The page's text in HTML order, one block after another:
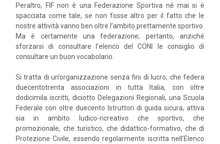
Peraltro, FIF non è una Federazione Sportiva né mai si è
spacciata come tale, se non fosse altro per il fatto che le
nostre attività vanno ben oltre l’ambito prettamente sportivo.
Ma è certamente una federazione; pertanto, anziché
sforzarsi di consultare l’elenco del CONI le consiglio di
consultare un buon vocabolario.
Si tratta di un’organizzazione senza fini di lucro, che federa
duecentotrenta associazioni in tutta Italia, con oltre
dodicimila iscritti, diciotto Delegazioni Regionali, una Scuola
Federale con oltre duecento Istruttori di guida sicura, attiva
sia in ambito ludico-ricreativo che sportivo, che
promozionale, che turistico, che didattico-formativo, che di
Protezione Civile, essendo regolarmente iscritta nell’Elenco